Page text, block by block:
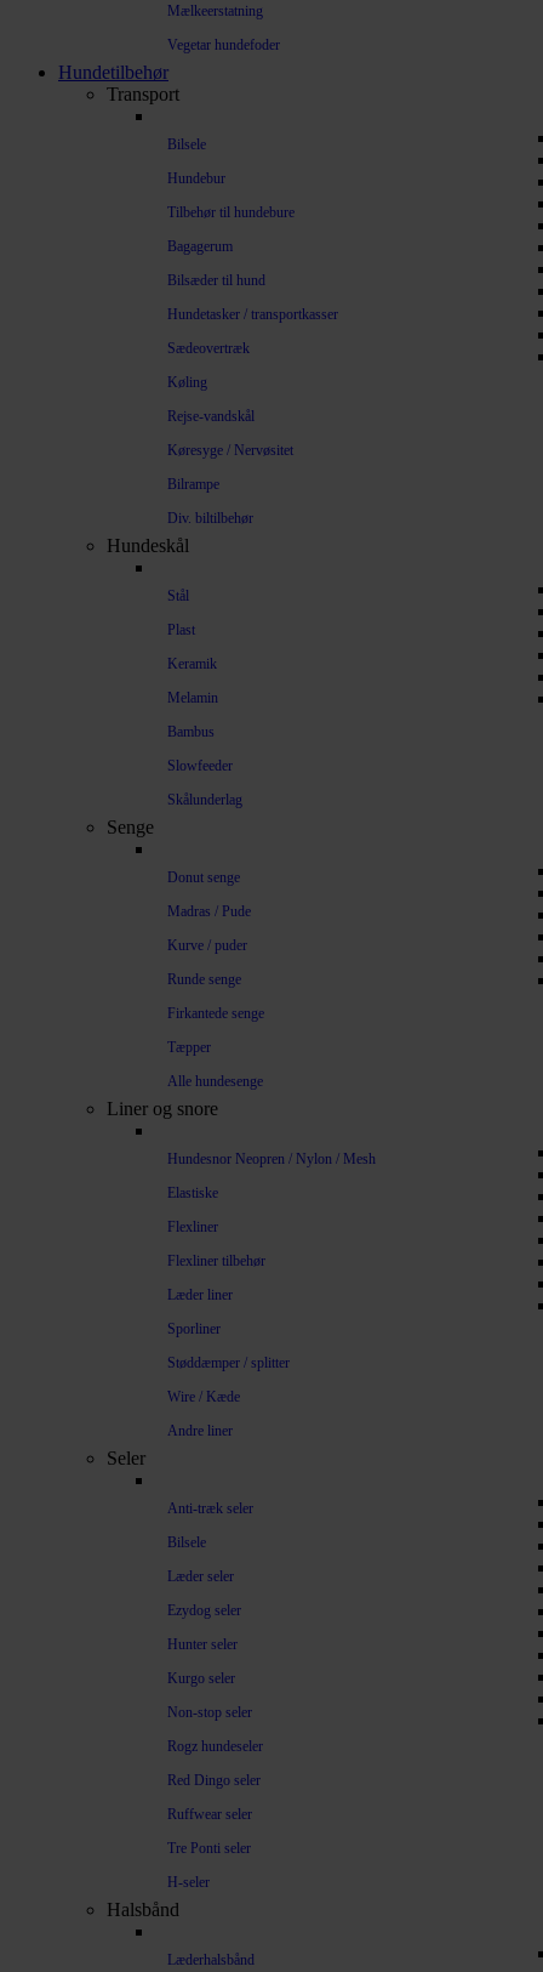
Mælkeerstatning
Vegetar hundefoder
Hundetilbehør
Transport
Bilsele
Hundebur
Tilbehør til hundebure
Bagagerum
Bilsæder til hund
Hundetasker / transportkasser
Sædeovertræk
Køling
Rejse-vandskål
Køresyge / Nervøsitet
Bilrampe
Div. biltilbehør
Hundeskål
Stål
Plast
Keramik
Melamin
Bambus
Slowfeeder
Skålunderlag
Senge
Donut senge
Madras / Pude
Kurve / puder
Runde senge
Firkantede senge
Tæpper
Alle hundesenge
Liner og snore
Hundesnor Neopren / Nylon / Mesh
Elastiske
Flexliner
Flexliner tilbehør
Læder liner
Sporliner
Støddæmper / splitter
Wire / Kæde
Andre liner
Seler
Anti-træk seler
Bilsele
Læder seler
Ezydog seler
Hunter seler
Kurgo seler
Non-stop seler
Rogz hundeseler
Red Dingo seler
Ruffwear seler
Tre Ponti seler
H-seler
Halsbånd
Læderhalsbånd